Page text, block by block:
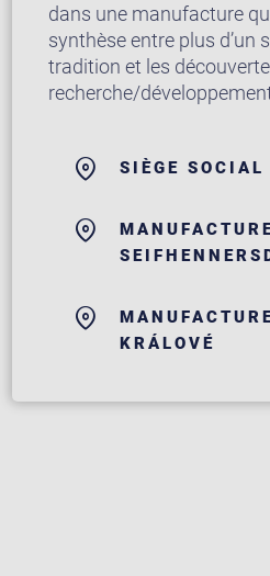
dans une manufacture
synthèse entre plus d’un
tradition et les
recherche/
SIÈGE SOCIAL
KRÁLOVÉ